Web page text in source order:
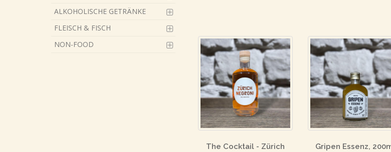
ALKOHOLISCHE GETRÄNKE
FLEISCH & FISCH
NON-FOOD
The Cocktail - Zürich
Gripen Essenz,